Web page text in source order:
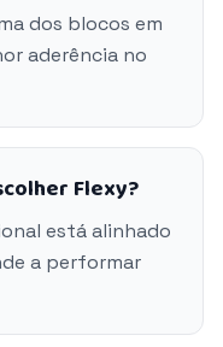
dos blocos em
aderência no
Flexy?
está alinhado
a performar